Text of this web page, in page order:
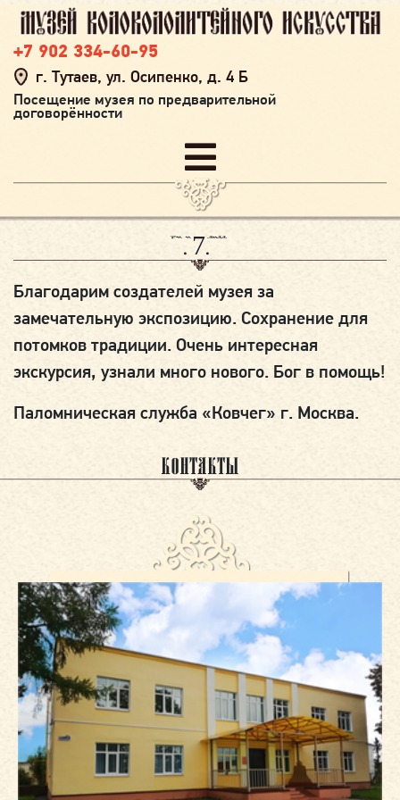
+7 902 334-60-95
г. Тутаев, ул. Осипенко, д. 4 Б
Посещение музея по предварительной
договорённости
30.07.2022
Благодарим создателей музея за
замечательную экспозицию. Сохранение для
потомков традиции. Очень интересная
экскурсия, узнали много нового. Бог в помощь!
Паломническая служба «Ковчег» г. Москва.
КОНТАКТЫ